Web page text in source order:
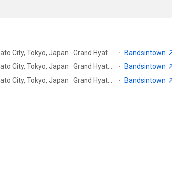
·
Bandsintown
·
Bandsintown
· Bandsintown